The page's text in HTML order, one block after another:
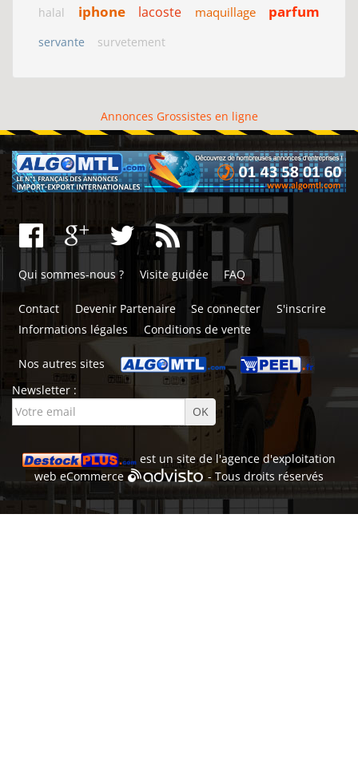
halal iphone lacoste maquillage parfum
servante survetement
Annonces Grossistes en ligne
Qui sommes-nous ? Visite guidée FAQ
Contact Devenir Partenaire Se connecter
S'inscrire
Informations légales
Conditions de vente
Nos autres sites
Newsletter :
est un site de l'agence d'exploitation
webeCommerce - Tous droits réservés